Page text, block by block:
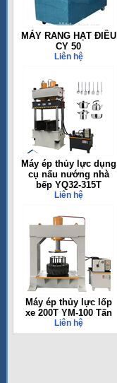
MÁY RANG HẠT ĐIỀU
CY 50
Liên hệ
Máy ép thủy lực dụng
cụ nấu nướng nhà
bếp YQ32-315T
Liên hệ
Máy ép thủy lực lốp
xe 200T YM-100 Tấn
Liên hệ